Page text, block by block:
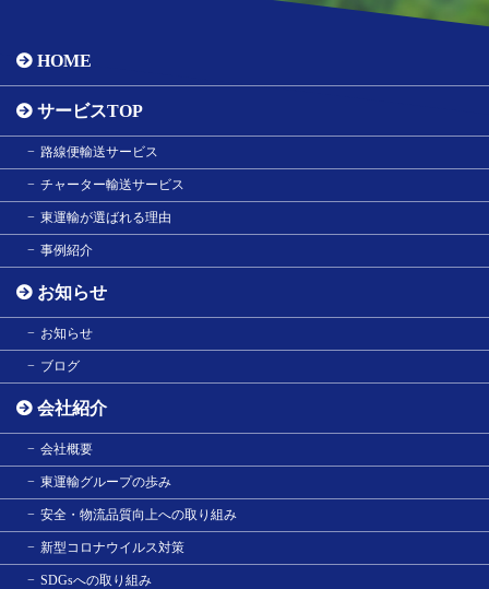
HOME
サービスTOP
路線便輸送サービス
チャーター輸送サービス
東運輸が選ばれる理由
事例紹介
お知らせ
お知らせ
ブログ
会社紹介
会社概要
東運輸グループの歩み
安全・物流品質向上への取り組み
新型コロナウイルス対策
SDGsへの取り組み